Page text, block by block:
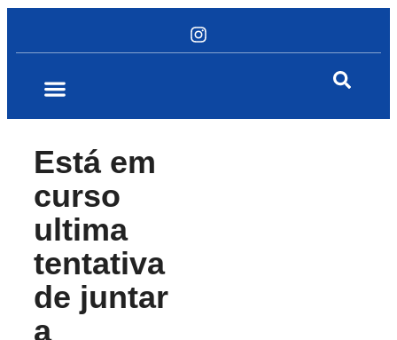
Está em
curso
ultima
tentativa
de juntar
a